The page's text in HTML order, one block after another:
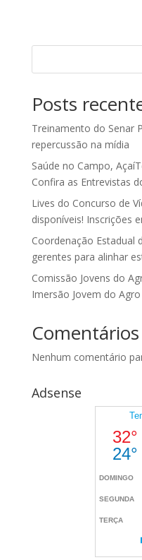
Posts
Treinamento do Senar
repercussão na mídia
Saúde no Campo,
Confira as Entrevistas
Lives do Concurso de
disponíveis! Inscrições
Coordenação Estadual
gerentes para alinhar
Comissão Jovens do
Imersão Jovem do Agro
Comentários
Nenhum comentário
Adsense